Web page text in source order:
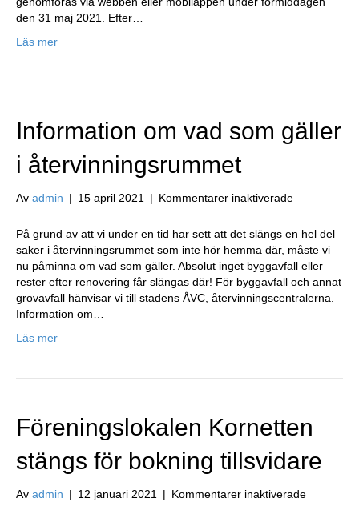
den 31 maj 2021. Efter…
Läs mer
Information om vad som gäller
i återvinningsrummet
Av admin | 15 april 2021 | Kommentarer inaktiveradeför
om
vad
som
gäller
i
På grund av att vi under en tid har sett att det slängs en hel del
saker i återvinningsrummet som inte hör hemma där, måste vi
nu påminna om vad som gäller. Absolut inget byggavfall eller
rester efter renovering får slängas där! För byggavfall och annat
grovavfall hänvisar vi till stadens ÅVC, återvinningscentralerna.
Information om…
Läs mer
Föreningslokalen Kornetten
stängs för bokning tillsvidare
Av admin | 12 januari 2021 | Kommentarer inaktiveradeför